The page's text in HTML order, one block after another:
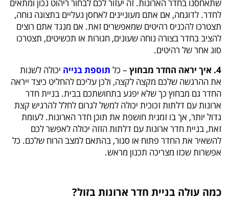
שתאחסנו בחדר הארונות. זה יעזור לכם לבחור ריהוט נכון ומתאים
לחדר. לדוגמה, אם אתם מעוניינים לאחסן נעליים בתצוגה נוחה,
תצטרכו להכניס רהיטים שמאפשרים זאת. אם מנגד אתם רוצים
להציב בחדר בצורה נוחה שעונים, חגורות או תכשיטים, תצטרכו
סוג אחר של רהיטים.
4. איך יראה החדר מבחוץ
– כל תוספת בנייה יכולה לשנות
את ההרגשה שלכם מקצה לקצה, ולכן עליכם להחליט כיצד ייראה
החדר גם מבחוץ כך שלא יפגע בתחושתכם בבית. בניית חדר
ארונות עם דלתות זכוכית יכולה למשל לגרום לחלל להרגיש קצת
גדול יותר, אך בו זמנית חושפת את תוכן חדר הארונות. לעומת
זאת, בניית חדר ארונות עם דלתות הזזה יכולה לאפשר לכם
להשאיר את החדר פתוח או סגור, בהתאם למצב הרוח שלכם. כל
אפשרות שכזו מצריכה תכנון מראש.
כמה עולה בניית חדר ארונות בזול?